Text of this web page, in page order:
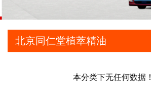
北京同仁堂植萃精油
本分类下无任何数据！